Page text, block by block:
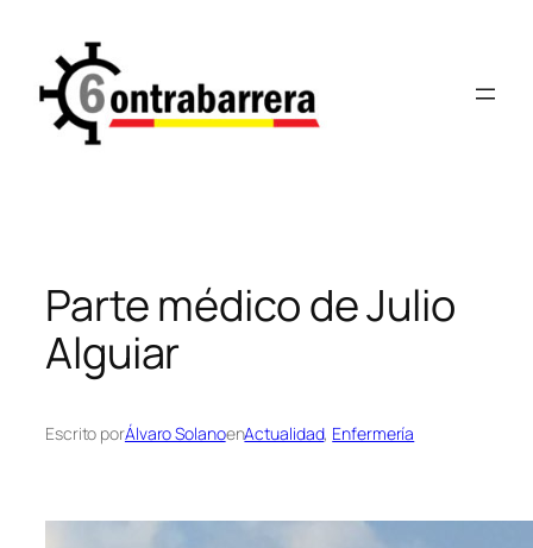
contenido
Parte médico de Julio
Alguiar
Escrito porÁlvaro SolanoenActualidad, Enfermería